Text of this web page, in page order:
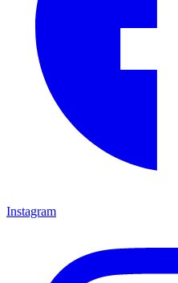
Instagram